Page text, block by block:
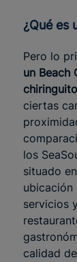
¿Qué
Pero lo
un Beach
ciertas
los
situado
ubicación
servicios
calidad